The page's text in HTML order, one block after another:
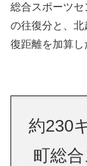
総合スポーツ
の往復分と、
復距離を加算し
約230
町総